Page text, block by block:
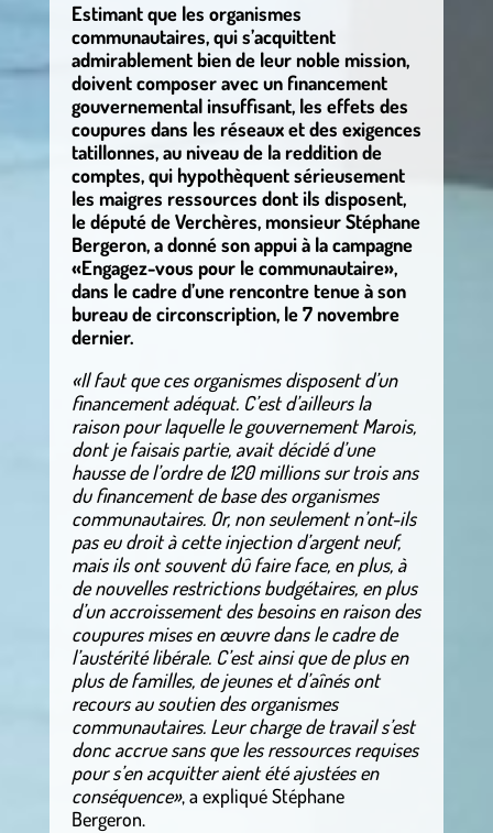
Estimant que les organismes
communautaires, qui s’acquittent
admirablement bien de leur noble mission,
doivent composer avec un financement
gouvernemental insuffisant, les effets des
coupures dans les réseaux et des exigences
tatillonnes, au niveau de la reddition de
comptes, qui hypothèquent sérieusement
les maigres ressources dont ils disposent,
le député de Verchères, monsieur Stéphane
Bergeron, a donné son appui à la campagne
«Engagez-vous pour le communautaire»,
dans le cadre d’une rencontre tenue à son
bureau de circonscription, le 7 novembre
dernier.
«Il faut que ces organismes disposent d’un
financement adéquat. C’est d’ailleurs la
raison pour laquelle le gouvernement Marois,
dont je faisais partie, avait décidé d’une
hausse de l’ordre de 120 millions sur trois ans
du financement de base des organismes
communautaires. Or, non seulement n’ont-ils
pas eu droit à cette injection d’argent neuf,
mais ils ont souvent dû faire face, en plus, à
de nouvelles restrictions budgétaires, en plus
d’un accroissement des besoins en raison des
coupures mises en œuvre dans le cadre de
l’austérité libérale. C’est ainsi que de plus en
plus de familles, de jeunes et d’aînés ont
recours au soutien des organismes
communautaires. Leur charge de travail s’est
donc accrue sans que les ressources requises
pour s’en acquitter aient été ajustées en
conséquence», a expliqué Stéphane
Bergeron.